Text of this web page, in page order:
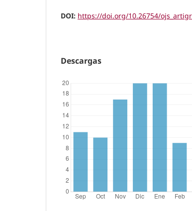
DOI: https://doi.org/10.26754/
Descargas